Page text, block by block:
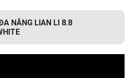
NĂNG LIAN LI 8.8